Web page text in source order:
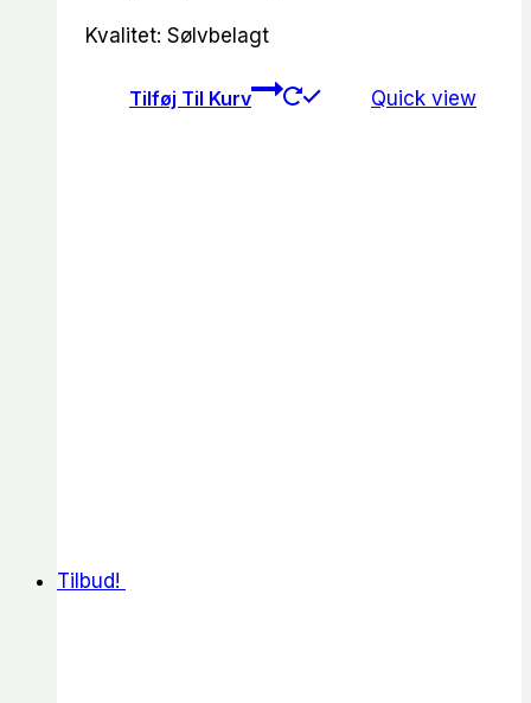
Kvalitet: Sølvbelagt
Tilføj Til Kurv Quick view
Tilbud!